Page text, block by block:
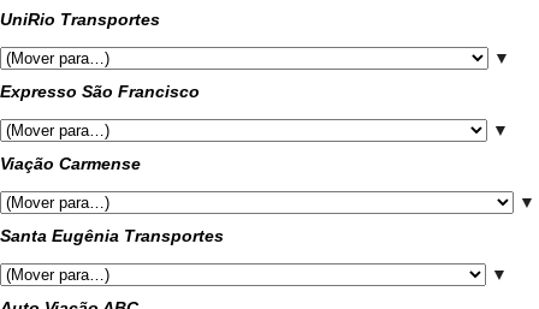
UniRio Transportes
▼
Expresso São Francisco
▼
Viação Carmense
▼
Santa Eugênia Transportes
▼